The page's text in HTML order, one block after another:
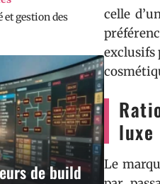
et gestion des
de build
celle
exclusifs
luxe
Le